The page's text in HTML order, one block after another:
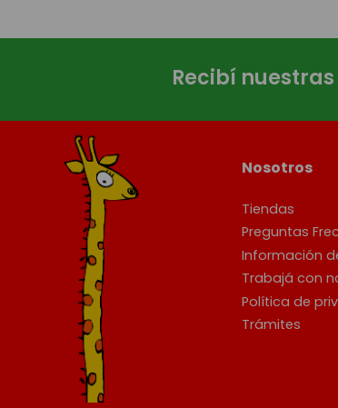
Recibí
Nosotros
Tiendas
Preguntas
Información
Trabajá con
Política de
Trámites